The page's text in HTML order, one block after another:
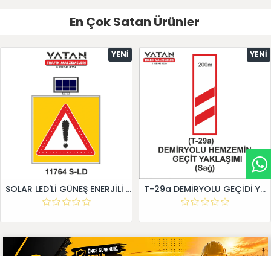
En Çok Satan Ürünler
YENI
SOLAR LED'Lİ GÜNEŞ ENERJİLİ LEVHA
YENI
T-29a DEMİRYOLU GEÇİDİ YAKLAŞIM LEVHALARI (Sağ)